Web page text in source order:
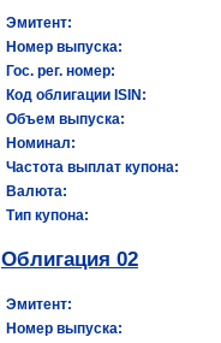
Эмитент:
Номер выпуска:
Гос. рег. номер:
Код облигации ISIN:
Объем выпуска:
Номинал:
Частота выплат купона:
Валюта:
Тип купона:
Облигация 02
Эмитент:
Номер выпуска: